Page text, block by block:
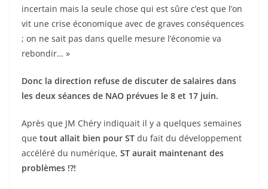
incertain mais la seule chose qui est sûre c’est que l’on
vit une crise économique avec de graves conséquences
; on ne sait pas dans quelle mesure l’économie va
rebondir… »
Donc la direction refuse de discuter de salaires dans
les deux séances de NAO prévues le 8 et 17 juin.
Après que JM Chéry indiquait il y a quelques semaines
que tout allait bien pour ST du fait du développement
accéléré du numérique, ST aurait maintenant des
problèmes !?!